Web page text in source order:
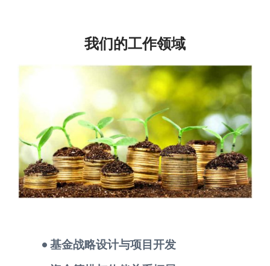
我们的工作领域
• 基金战略设计与项目开发